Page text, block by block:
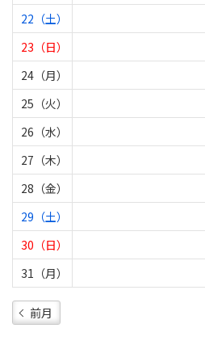
22（土）
23（日）
24（月）
25（火）
26（水）
27（木）
28（金）
29（土）
30（日）
31（月）
前月